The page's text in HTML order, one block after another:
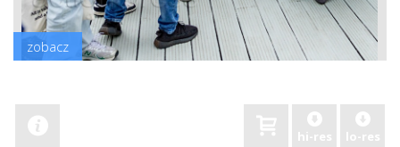
zobacz
hi-res lo-res